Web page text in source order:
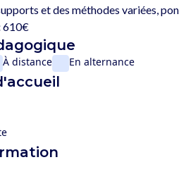
610€
À distance En alternance